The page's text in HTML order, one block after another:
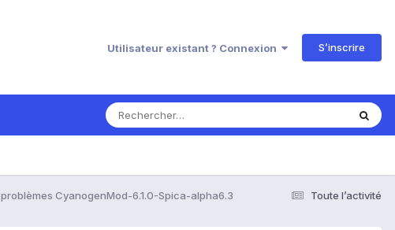
Utilisateur existant ? Connexion S’inscrire
Toute l’activité
problèmes CyanogenMod-6.1.0-Spica-alpha6.3